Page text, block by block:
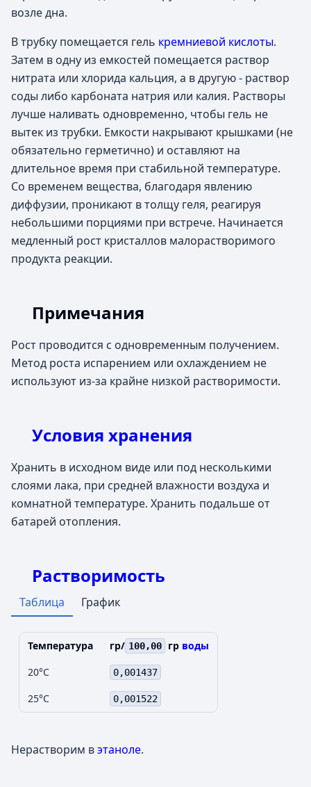
возле дна.
В трубку помещается гель кремниевой кислоты.
Затем в одну из емкостей помещается раствор
нитрата или хлорида кальция, а в другую - раствор
соды либо карбоната натрия или калия. Растворы
лучше наливать одновременно, чтобы гель не
вытек из трубки. Емкости накрывают крышками (не
обязательно герметично) и оставляют на
длительное время при стабильной температуре.
Со временем вещества, благодаря явлению
диффузии, проникают в толщу геля, реагируя
небольшими порциями при встрече. Начинается
медленный рост кристаллов малорастворимого
продукта реакции.
Примечания
Рост проводится с одновременным получением.
Метод роста испарением или охлаждением не
используют из-за крайне низкой растворимости.
Условия хранения
Хранить в исходном виде или под несколькими
слоями лака, при средней влажности воздуха и
комнатной температуре. Хранить подальше от
батарей отопления.
Растворимость
Таблица График
Температура гр/ 100,00 гр воды
20°C
0,001437
25°C 0,001522
Нерастворим вэтаноле.